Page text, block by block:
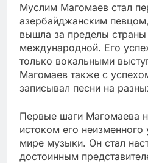
Муслим Магомаев стал
азербайджанским
вышла за пределы страны
международной. Его
только вокальными
Магомаев также с
записывал песни на
Первые шаги Магомаева
истоком его неизменного
мире музыки. Он стал
достоинным